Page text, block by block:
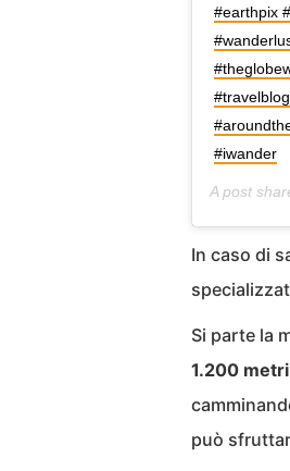
#earthpix
#iwander
A post
In caso di
Si parte la
1.200 metri
può